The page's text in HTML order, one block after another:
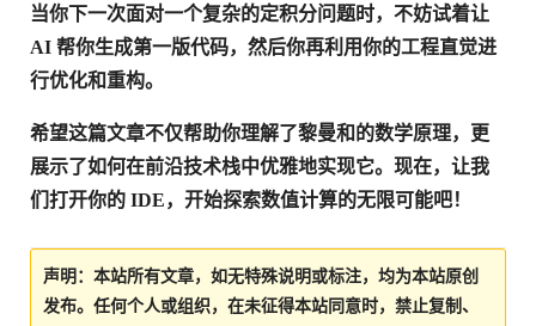
当你下一次面对一个复杂的定积分问题时，不妨试着让
AI 帮你生成第一版代码，然后你再利用你的工程直觉进
行优化和重构。
希望这篇文章不仅帮助你理解了黎曼和的数学原理，更
展示了如何在前沿技术栈中优雅地实现它。现在，让我
们打开你的 IDE，开始探索数值计算的无限可能吧！
声明：本站所有文章，如无特殊说明或标注，均为本站原创
发布。任何个人或组织，在未征得本站同意时，禁止复制、